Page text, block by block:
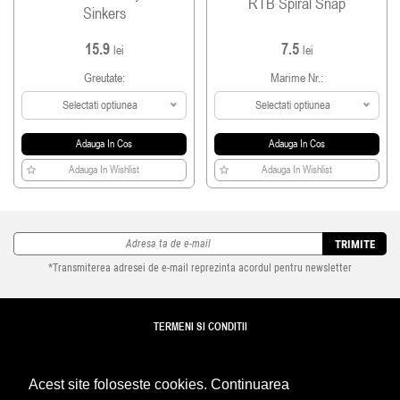
Acest site foloseste cookies. Continuarea
Sinkers
15.9 lei
Greutate:
Selectati optiunea
Adauga In Cos
Adauga In Wishlist
7.5 lei
Marime Nr.:
Selectati optiunea
Adauga In Cos
Adauga In Wishlist
TERMENI SI CONDITII
DETALII REVANZATORI
TRIMITE
*Transmiterea adresei de e-mail reprezinta acordul pentru newsletter